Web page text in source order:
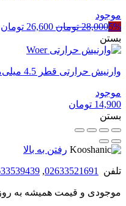
موجود
5%
28,000 تومان قیمت
28,000 تومان
26,600 تومان
بستن
وارنیش حرارتی قطر 4.5 میلی‌متر Woer مدل SGP004.5
موجود
14,900 تومان
بستن
رفتن به بالا
تلفن 02633521691
,
موجودی و قیمت همیشه به